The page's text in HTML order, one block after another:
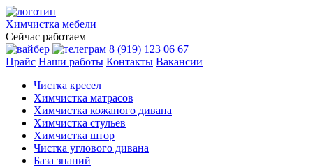
Химчистка мебели
Сейчас работаем
8 (919) 123 06 67
Прайс Наши работы Контакты Вакансии
Чистка кресел
Химчистка матрасов
Химчистка кожаного дивана
Химчистка стульев
Химчистка штор
Чистка углового дивана
База знаний